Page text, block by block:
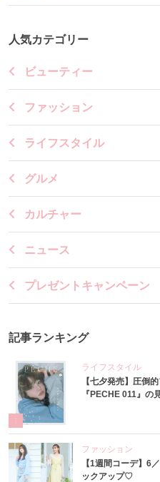
人気カテゴリー
ビューティー
ファッション
ライフスタイル
グルメ
カルチャー
ニュース
プレゼントキャンペーン
記事ランキング
ライフスタイル
【七夕発売】圧倒
『PECHE 011』
ファッション
【1週間コーデ】6
ックアップ♡